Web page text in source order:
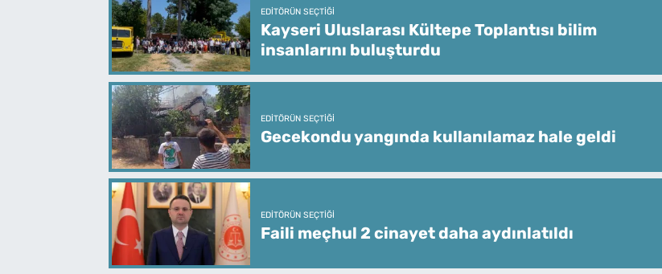
EDITÖRÜN SEÇTIĞI
Kayseri Uluslarası Kültepe Toplantısı bilim
insanlarını buluşturdu
EDITÖRÜN SEÇTIĞI
Gecekondu yangında kullanılamaz hale geldi
EDITÖRÜN SEÇTIĞI
Faili meçhul 2 cinayet daha aydınlatıldı